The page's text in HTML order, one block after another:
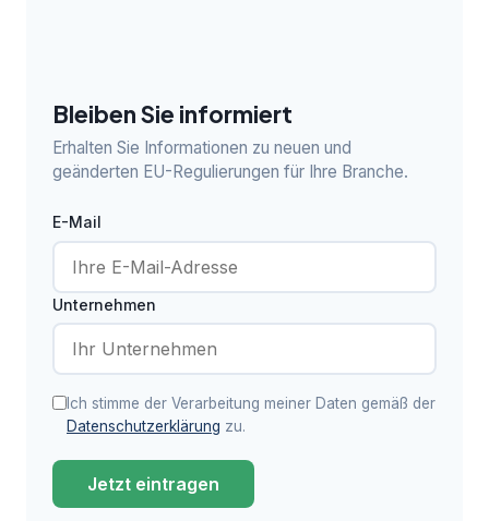
Bleiben Sie informiert
Erhalten Sie Informationen zu neuen und
geänderten EU-Regulierungen für Ihre Branche.
E-Mail
Unternehmen
Ich stimme der Verarbeitung meiner Daten gemäß der
Datenschutzerklärung zu.
Jetzt eintragen